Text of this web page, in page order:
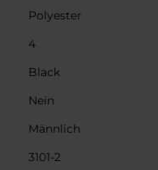
Polyester
4
Black
Nein
Männlich
3101-2